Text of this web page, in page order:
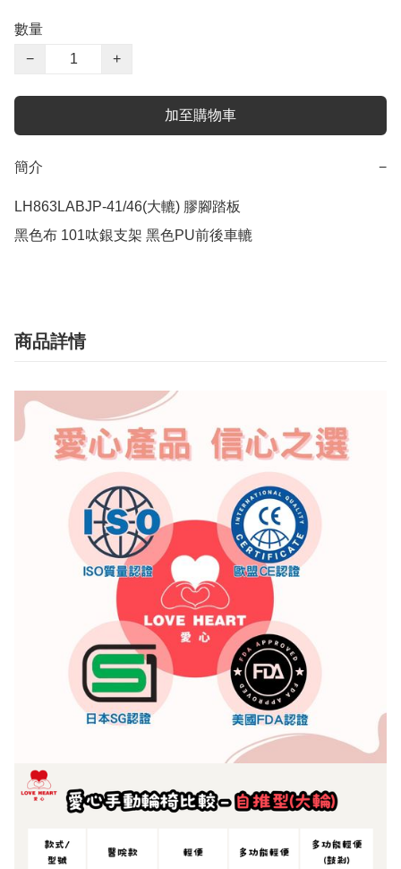
數量
−
+
加至購物車
簡介 −
LH863LABJP-41/46(大轆) 膠腳踏板
黑色布 101呔銀支架 黑色PU前後車轆
商品詳情